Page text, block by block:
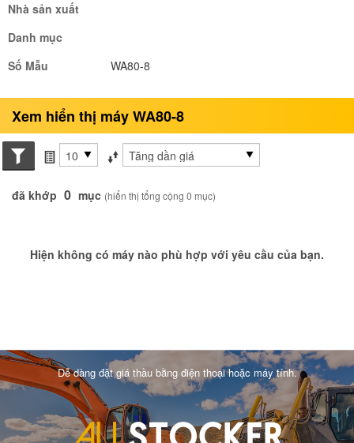
Nhà sản xuất
Danh mục
Số Mẫu
WA80-8
Xem hiển thị máy WA80-8
Search conditions
các mục mỗi trang
Sắp xếp theo
đã khớp 0 mục (hiển thị tổng cộng 0 mục)
Hiện không có máy nào phù hợp với yêu cầu của bạn.
Dễ dàng đặt giá thầu bằng điện thoại hoặc máy tính.